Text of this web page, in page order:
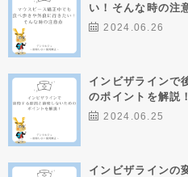
い！そんな時の注
2024.06.26
インビザラインで
のポイントを解説！
2024.06.25
インビザラインの